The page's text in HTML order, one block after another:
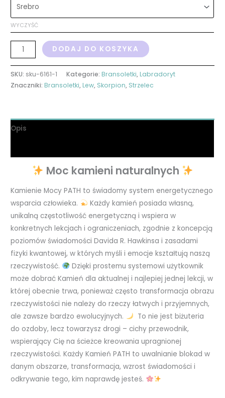
WYCZYŚĆ
DODAJ DO KOSZYKA
SKU: sku-6161-1 Kategorie:Bransoletki,Labradoryt
Znaczniki:Bransoletki,Lew, Skorpion, Strzelec
Opis
Moc kamieni naturalnych
Kamienie Mocy PATH to świadomy system energetycznego
wsparcia człowieka.
Każdy kamień posiada własną,
unikalną częstotliwość energetyczną i wspiera w
konkretnych lekcjach i ograniczeniach, zgodnie z koncepcją
poziomów świadomości Davida R. Hawkinsa i zasadami
fizyki kwantowej, w których myśli i emocje kształtują naszą
rzeczywistość.
Dzięki prostemu systemowi użytkownik
może dobrać Kamień dla aktualnej i najlepiej jednej lekcji, w
której obecnie trwa, ponieważ często transformacja obrazu
rzeczywistości nie należy do rzeczy łatwych i przyjemnych,
ale zawsze bardzo ewolucyjnych.
To nie jest biżuteria
do ozdoby, lecz towarzysz drogi – cichy przewodnik,
wspierający Cię na ścieżce kreowania upragnionej
rzeczywistości. Każdy Kamień PATH to uwalnianie blokad w
danym obszarze, transformacja, wzrost świadomości i
odkrywanie tego, kim naprawdę jesteś.